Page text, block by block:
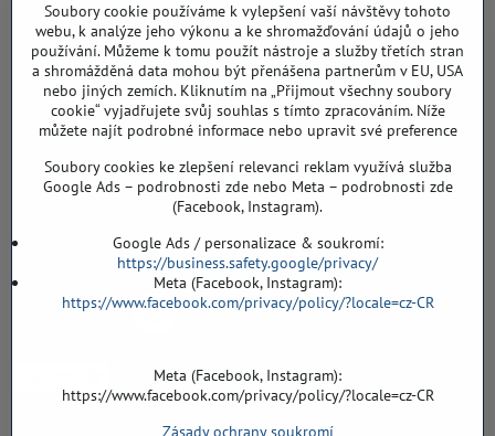
DIČ: CZ8103114129
Sklad, vzorkovna PO TELEFONICKÉ DOMLUVĚ
Záříčí ev. č. 54
768 11 Chropyně
608 855 055
podlahyALFA​@seznam​.cz
Soubory cookie používáme k vylepšení vaší návštěvy tohoto
webu, k analýze jeho výkonu a ke shromažďování údajů o jeho
používání. Můžeme k tomu použít nástroje a služby třetích stran
a shromážděná data mohou být přenášena partnerům v EU, USA
nebo jiných zemích. Kliknutím na „Přijmout všechny soubory
cookie“ vyjadřujete svůj souhlas s tímto zpracováním. Níže
můžete najít podrobné informace nebo upravit své preference
Soubory cookies ke zlepšení relevanci reklam využívá služba
Google Ads – podrobnosti zde nebo Meta – podrobnosti zde
(Facebook, Instagram).
Google Ads / personalizace & soukromí:
https://business.safety.google/privacy/
Meta (Facebook, Instagram):
https://www.facebook.com/privacy/policy/?locale=cz-CR
Meta (Facebook, Instagram):
https://www.facebook.com/privacy/policy/?locale=cz-CR
Zásady ochrany soukromí